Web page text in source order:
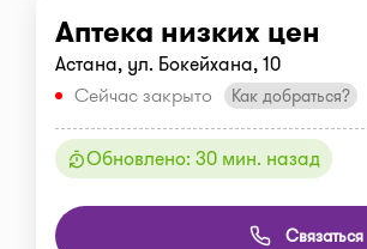
Аптека низких цен
Астана, ул. Бокейхана, 10
Сейчас закрыто
Как добраться?
Обновлено: 30 мин. назад
Связаться